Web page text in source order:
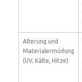
Alterung und
Materialermüdung
(UV, Kälte, Hitze)